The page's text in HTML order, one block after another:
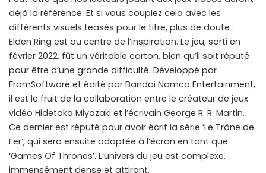
déjà la référence. Et si vous couplez cela avec les
différents visuels teasés pour le titre, plus de doute :
Elden Ring est au centre de l’inspiration. Le jeu, sorti en
février 2022, fût un véritable carton, bien qu’il soit réputé
pour être d’une grande difficulté. Développé par
FromSoftware et édité par Bandai Namco Entertainment,
il est le fruit de la collaboration entre le créateur de jeux
vidéo Hidetaka Miyazaki et l’écrivain George R. R. Martin.
Ce dernier est réputé pour avoir écrit la série ‘Le Trône de
Fer’, qui sera ensuite adaptée à l’écran en tant que
‘Games Of Thrones’. L’univers du jeu est complexe,
immensément dense et attirant.